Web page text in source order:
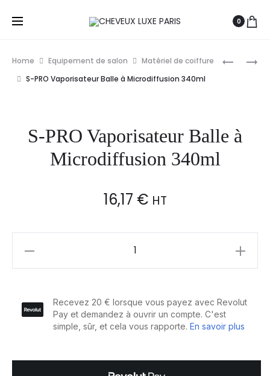
0
3
Home Equipement de salon
Matériel de coiffure
S-PRO Vaporisateur Balle à Microdiffusion 340ml
S-PRO Vaporisateur Balle à
Microdiffusion 340ml
16,17 € HT
Microdiffusion
quantity